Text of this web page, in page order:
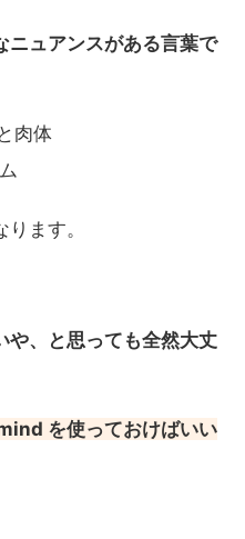
ニュアンスがある言葉で
肉体
ます。
や、と思っても全然大丈
を使っておけばいい